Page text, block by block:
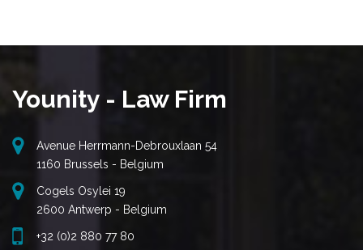
Younity - Law Firm
Avenue Herrmann-Debrouxlaan 54
1160 Brussels - Belgium
Cogels Osylei 19
2600 Antwerp - Belgium
+32 (0)2 880 77 80